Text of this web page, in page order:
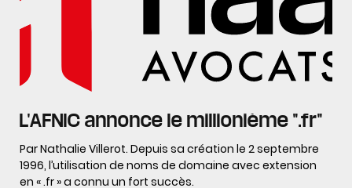
L'AFNIC annonce le millionième ".fr"
Par Nathalie Villerot. Depuis sa création le 2 septembre
1996, l’utilisation de noms de domaine avec extension
en « .fr » a connu un fort succès.